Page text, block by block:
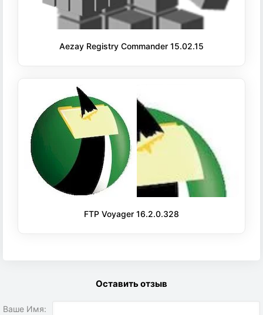
Aezay Registry Commander 15.02.15
FTP Voyager 16.2.0.328
Оставить отзыв
Ваше Имя: